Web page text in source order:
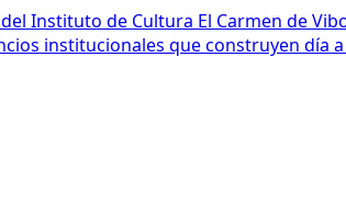
Instituto de Cultura El Carmen de
institucionales que construyen día